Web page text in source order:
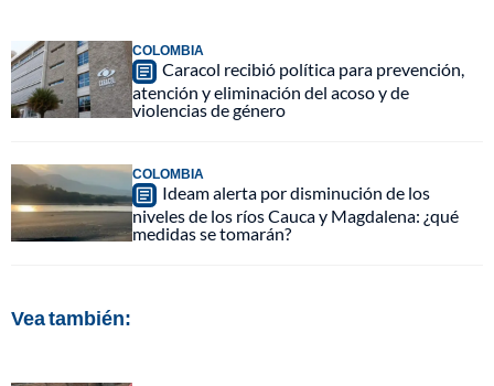
COLOMBIA
Caracol recibió política para prevención,
atención y eliminación del acoso y de
violencias de género
COLOMBIA
Ideam alerta por disminución de los
niveles de los ríos Cauca y Magdalena: ¿qué
medidas se tomarán?
Vea también: